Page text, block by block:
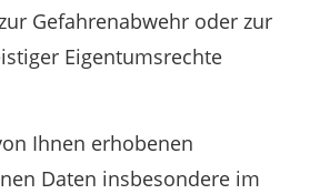
Gefahrenabwehr oder zur
Eigentumsrechte
Ihnen erhobenen
Daten insbesondere im